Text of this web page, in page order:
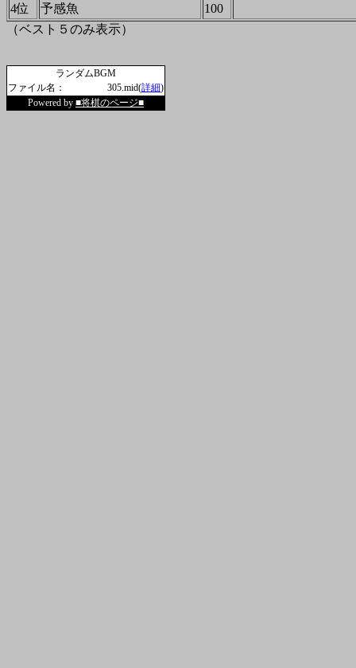
4位 予感魚
100
（ベスト５のみ表示）
ランダムBGM
ファイル名：
305.mid(詳細)
Powered by ■将棋のページ■